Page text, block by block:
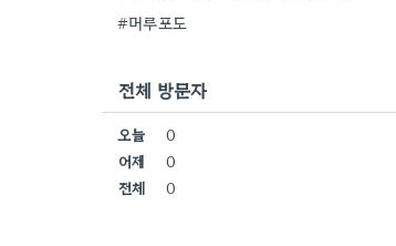
#머루포도
전체 방문자
오늘
0
어제
0
전체
0